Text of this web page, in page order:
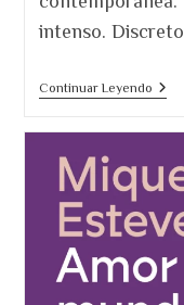
intenso.
Continuar LeyendoDonde